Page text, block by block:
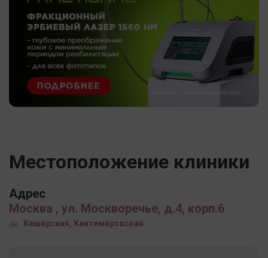
Местоположение клиники
Адрес
Москва , ул. Москворечье, д.4, корп.6
Каширская, Кантемировская